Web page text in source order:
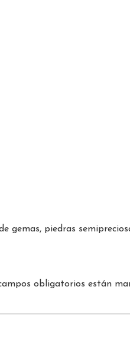
gemas, piedras
obligatorios están